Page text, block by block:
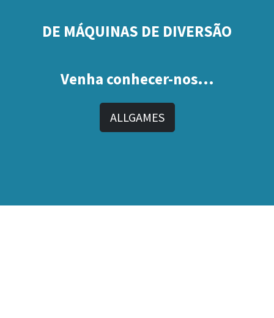
DE MÁQUINAS DE DIVERSÃO
Venha conhecer-nos...
ALLGAMES